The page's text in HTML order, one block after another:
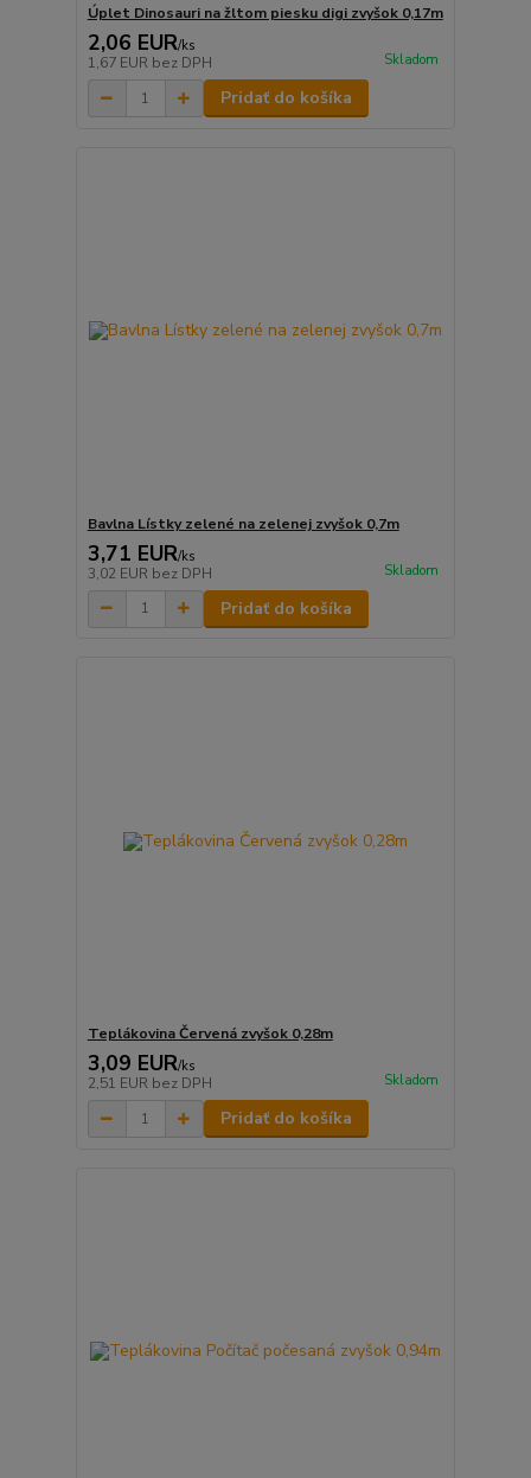
Úplet Dinosauri na žltom piesku digi zvyšok 0,17m
2,06 EUR/ks
1,67 EUR bez DPH Skladom
Pridať do košíka
Bavlna Lístky zelené na zelenej zvyšok 0,7m
3,71 EUR/ks
3,02 EUR bez DPH Skladom
Pridať do košíka
Teplákovina Červená zvyšok 0,28m
3,09 EUR/ks
2,51 EUR bez DPH Skladom
Pridať do košíka